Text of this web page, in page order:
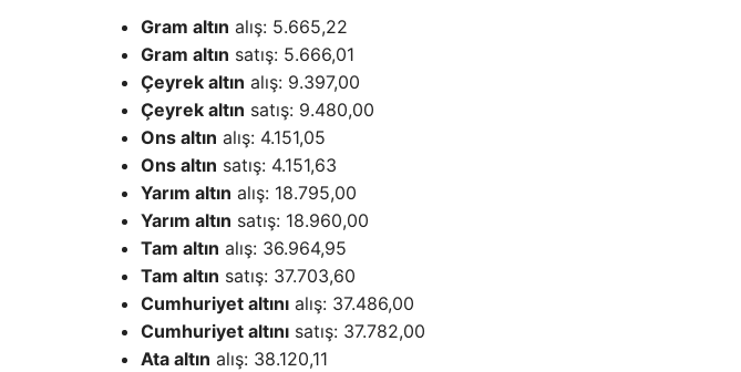
Gram altın alış: 5.665,22
Gram altın satış: 5.666,01
Çeyrek altın alış: 9.397,00
Çeyrek altın satış: 9.480,00
Ons altın alış: 4.151,05
Ons altın satış: 4.151,63
Yarım altın alış: 18.795,00
Yarım altın satış: 18.960,00
Tam altın alış: 36.964,95
Tam altın satış: 37.703,60
Cumhuriyet altını alış: 37.486,00
Cumhuriyet altını satış: 37.782,00
Ata altın alış: 38.120,11